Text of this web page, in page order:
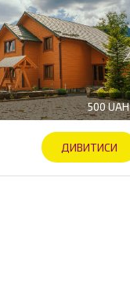
500 UAH
ДИВИТИСИ